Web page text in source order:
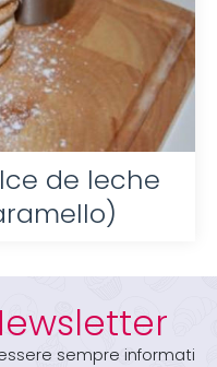
de leche
sempre informati